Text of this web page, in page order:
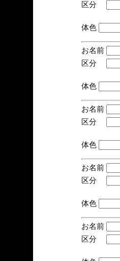
区分
(
体色
お名前
区分
(
体色
お名前
区分
(
体色
お名前
区分
(
体色
お名前
区分
(